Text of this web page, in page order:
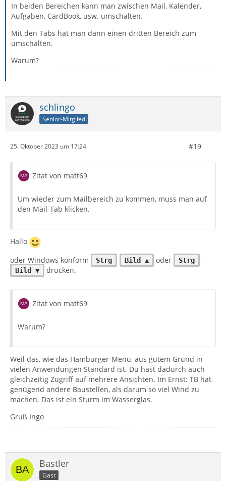
In beiden Bereichen kann man zwischen Mail, Kalender,
Aufgaben, CardBook, usw. umschalten.
Mit den Tabs hat man dann einen dritten Bereich zum
umschalten.
Warum?
schlingo
Senior-Mitglied
25. Oktober 2023 um 17:24 #19
Zitat von matt69
Um wieder zum Mailbereich zu kommen, muss man auf
den Mail-Tab klicken.
Hallo
oder Windows konform
Strg - Bild ▲ oder Strg -
Bild ▼ drücken.
Zitat von matt69
Warum?
Weil das, wie das Hamburger-Menü, aus gutem Grund in
vielen Anwendungen Standard ist. Du hast dadurch auch
gleichzeitig Zugriff auf mehrere Ansichten. Im Ernst: TB hat
genügend andere Baustellen, als darum so viel Wind zu
machen. Das ist ein Sturm im Wasserglas.
Gruß Ingo
Bastler
Gast